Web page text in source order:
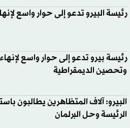
رئيسة البيرو تدعو إلى حوار واسع
رئيسة بيرو تدعو إلى حوار واسع لإنهاء
وتحصين الديمقراطية
البيرو: آلاف المتظاهرين يطالبون
الرئيسة وحل البرلمان